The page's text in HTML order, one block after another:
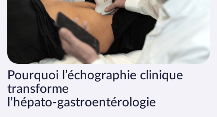
5 usages clés de l’échographie
clinique en
hépato‑gastroentérologie
Pourquoi l’échographie clinique
transforme
l’hépato‑gastroentérologie